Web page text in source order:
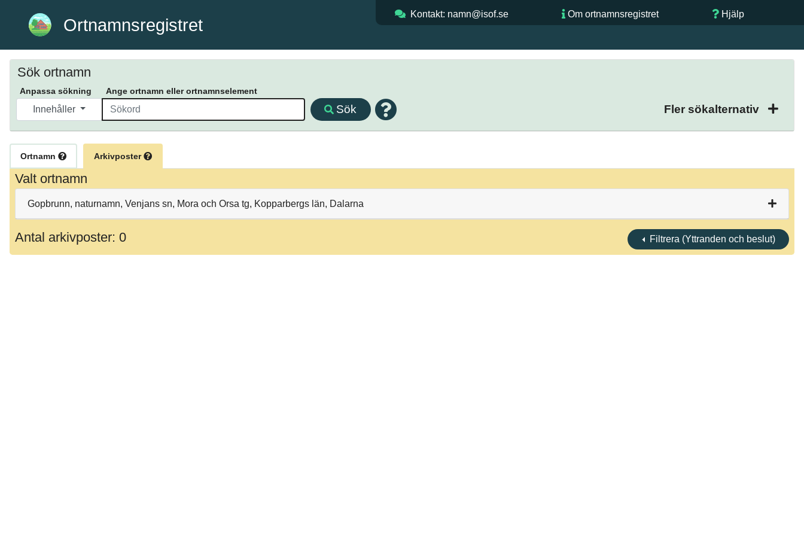
Ortnamnsregistret
Kontakt: namn@isof.se Om ortnamnsregistret Hjälp
Sök ortnamn
Anpassa sökning Ange ortnamn eller ortnamnselement
Innehåller Sök Fler sökalternativ
Ortnamn Arkivposter
Valt ortnamn
Gopbrunn, naturnamn, Venjans sn, Mora och Orsa tg, Kopparbergs län, Dalarna
Antal arkivposter: 0 Filtrera (Yttranden och beslut)